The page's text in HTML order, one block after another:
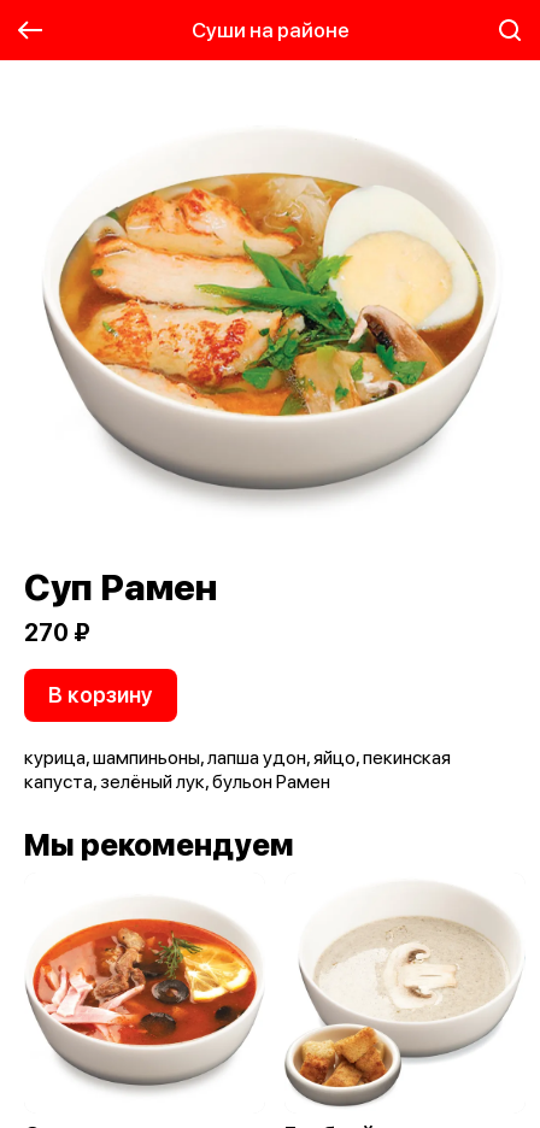
Суши на районе
Суп Рамен
270 ₽
В корзину
курица, шампиньоны, лапша удон, яйцо, пекинская
капуста, зелёный лук, бульон Рамен
Мы рекомендуем